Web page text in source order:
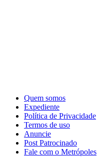
Quem somos
Expediente
Política de Privacidade
Termos de uso
Anuncie
Post Patrocinado
Fale com o Metrópoles